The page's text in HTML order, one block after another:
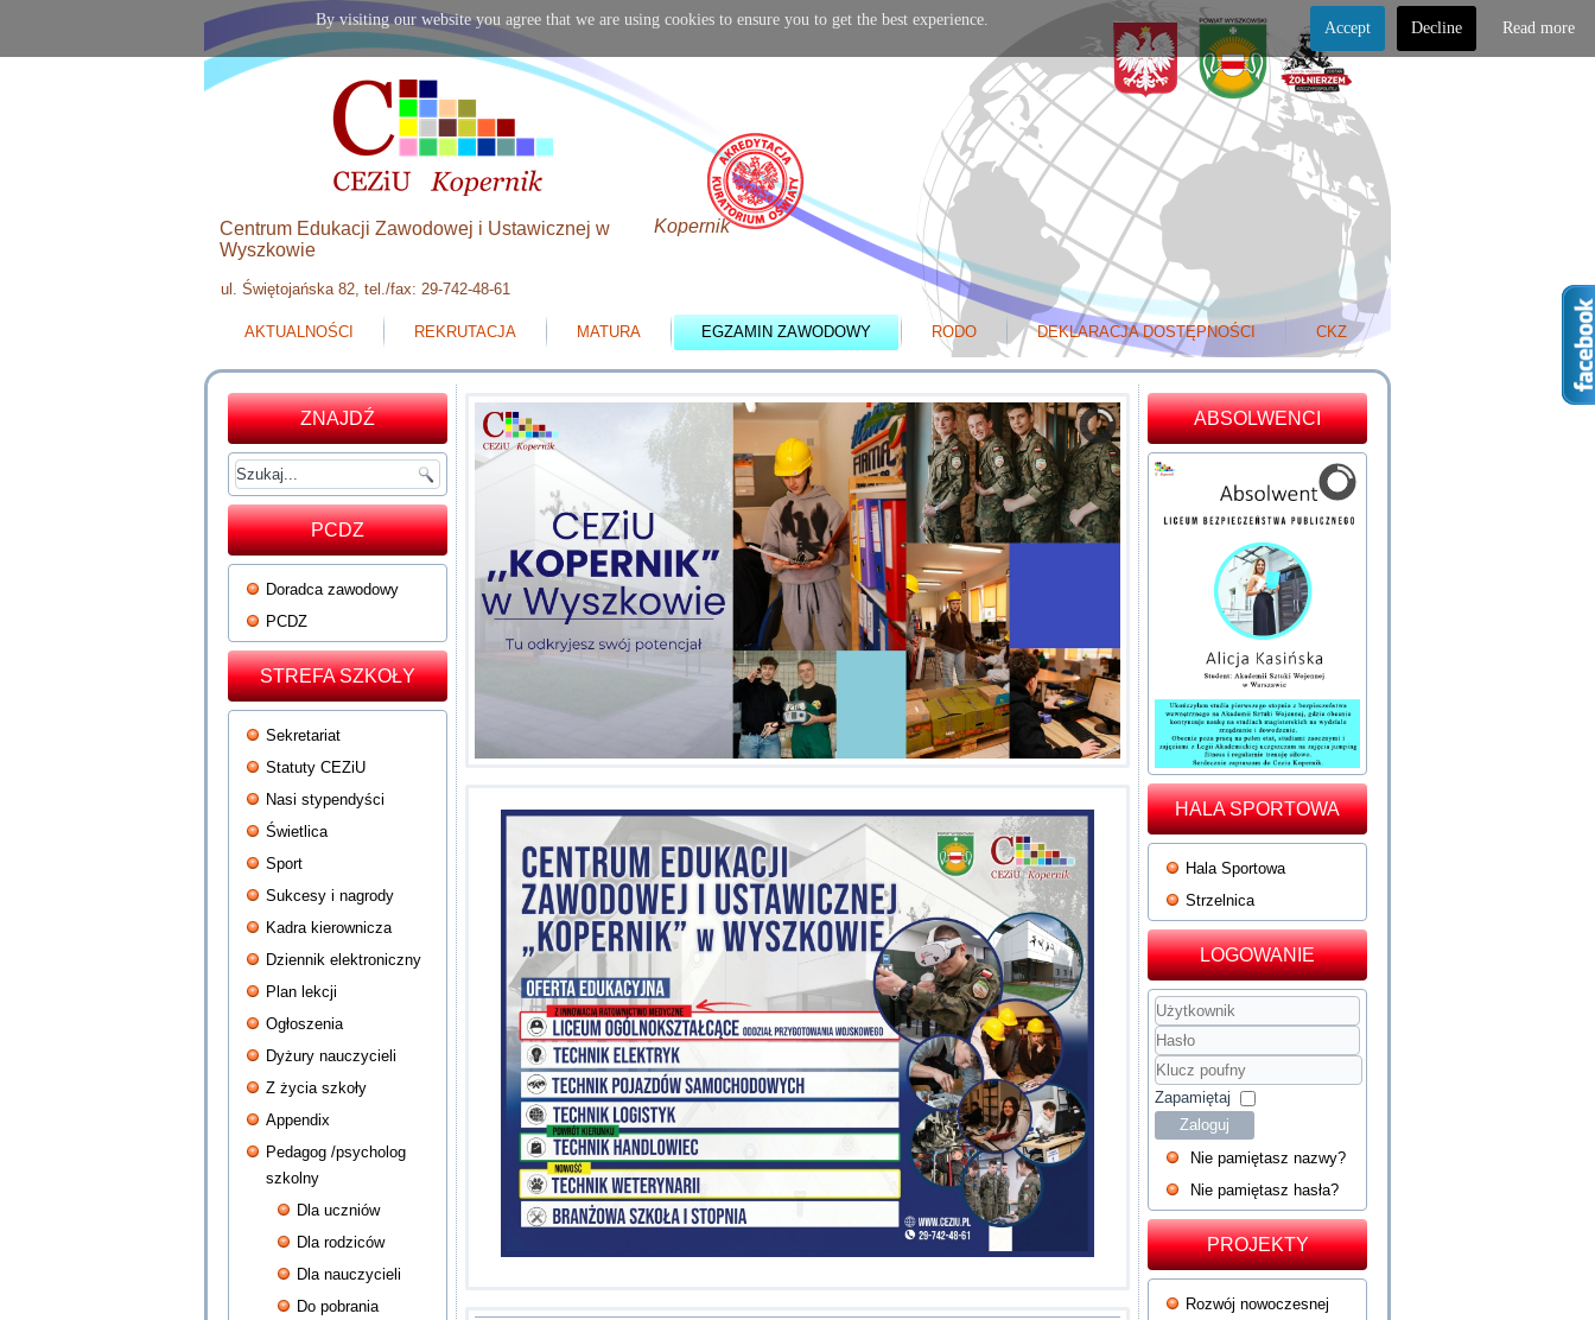
ul. Świętojańska 82, tel./fax: 29-742-48-61
Centrum Edukacji Zawodowej i Ustawicznej w
Wyszkowie
Kopernik
AKTUALNOŚCI REKRUTACJA MATURA EGZAMIN ZAWODOWY RODO DEKLARACJA DOSTĘPNOŚCI CKZ
ZNAJDŹ
PCDZ
Doradca zawodowy
PCDZ
STREFA SZKOŁY
Sekretariat
Statuty CEZiU
Nasi stypendyści
Świetlica
Sport
Sukcesy i nagrody
Kadra kierownicza
Dziennik elektroniczny
Plan lekcji
Ogłoszenia
Dyżury nauczycieli
Z życia szkoły
Appendix
Pedagog /psycholog
szkolny
Dla uczniów
Dla rodziców
Dla nauczycieli
Do pobrania
ABSOLWENCI
HALA SPORTOWA
Hala Sportowa
Strzelnica
LOGOWANIE
Użytkownik
Hasło
Klucz
poufny
Zapamiętaj
Zaloguj
Nie pamiętasz nazwy?
Nie pamiętasz hasła?
PROJEKTY
Rozwój nowoczesnej
By visiting our website you agree that we are using cookies to ensure you to get the best experience. Accept Decline Read more